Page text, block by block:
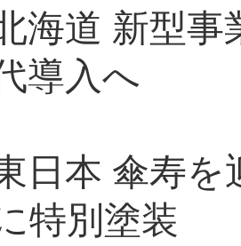
海道 新型
導入へ
日本 傘寿
特別塗装